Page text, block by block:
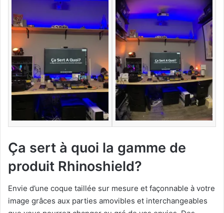
Ça sert à quoi la gamme de
produit Rhinoshield?
Envie d’une coque taillée sur mesure et façonnable à votre
image grâces aux parties amovibles et interchangeables